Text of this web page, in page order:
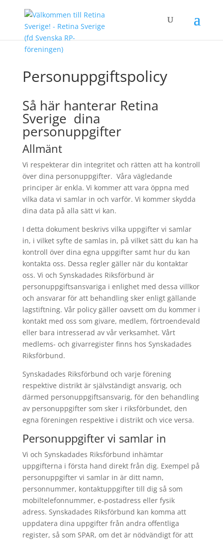
Personuppgiftspolicy
Så här hanterar Retina
Sverige dina
personuppgifter
Allmänt
Vi respekterar din integritet och rätten att ha kontroll
över dina personuppgifter. Våra vägledande
principer är enkla. Vi kommer att vara öppna med
vilka data vi samlar in och varför. Vi kommer skydda
dina data på alla sätt vi kan.
I detta dokument beskrivs vilka uppgifter vi samlar
in, i vilket syfte de samlas in, på vilket sätt du kan ha
kontroll över dina egna uppgifter samt hur du kan
kontakta oss. Dessa regler gäller när du kontaktar
oss. Vi och Synskadades Riksförbund är
personuppgiftsansvariga i enlighet med dessa villkor
och ansvarar för att behandling sker enligt gällande
lagstiftning. Vår policy gäller oavsett om du kommer i
kontakt med oss som givare, medlem, förtroendevald
eller bara intresserad av vår verksamhet. Vårt
medlems- och givarregister finns hos Synskadades
Riksförbund.
Synskadades Riksförbund och varje förening
respektive distrikt är självständigt ansvarig, och
därmed personuppgiftsansvarig, för den behandling
av personuppgifter som sker i riksförbundet, den
egna föreningen respektive i distrikt och vice versa.
Personuppgifter vi samlar in
Vi och Synskadades Riksförbund inhämtar
uppgifterna i första hand direkt från dig. Exempel på
personuppgifter vi samlar in är ditt namn,
personnummer, kontaktuppgifter till dig så som
mobiltelefonnummer, e-postadress eller fysik
adress. Synskadades Riksförbund kan komma att
uppdatera dina uppgifter från andra offentliga
register, så som SPAR, om det är nödvändigt för att